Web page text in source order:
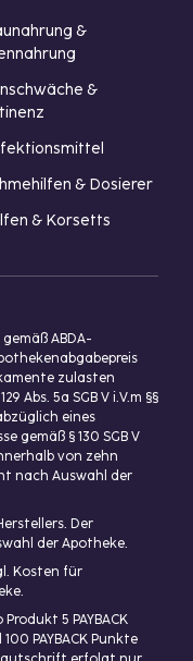
&
&
& Dosierer
& Korsetts
ABDA-
zulasten
Abs. 5a SGB V i.V.m §§
eines
gemäß § 130 SGB V
von zehn
nach Auswahl der
Der
der Apotheke.
Kosten für
5 PAYBACK
PAYBACK Punkte